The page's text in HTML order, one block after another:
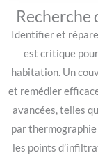
Identifier et
est critique
habitation. Un
et remédier
avancées, telles
par
les points